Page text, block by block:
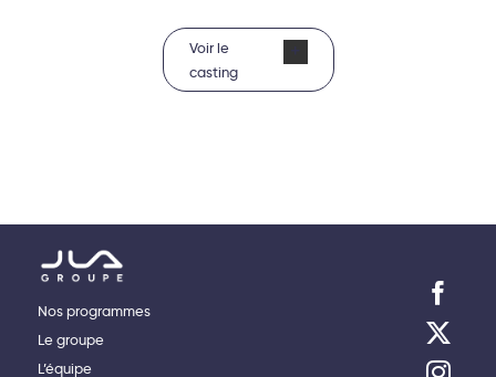
Voir le
casting
Nos programmes
Le groupe
L’équipe